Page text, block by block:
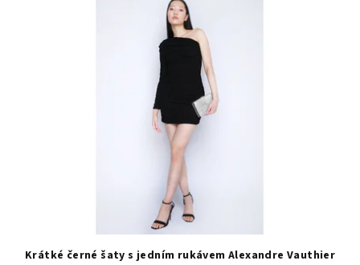
Krátké černé šaty s jedním rukávem Alexandre Vauthier